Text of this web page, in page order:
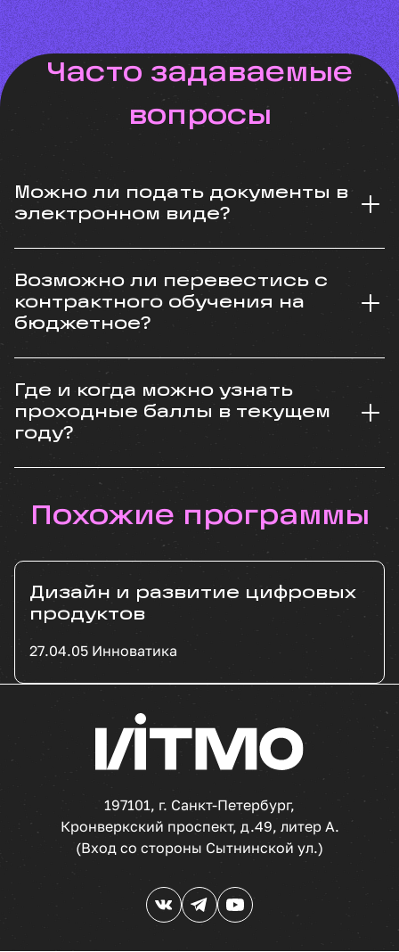
Часто задаваемые
вопросы
Можно ли подать документы в
электронном виде?
Возможно ли перевестись с
контрактного обучения на
бюджетное?
Где и когда можно узнать
проходные баллы в текущем
году?
Похожие программы
Дизайн и развитие цифровых
продуктов
27.04.05 Инноватика
197101, г. Санкт-Петербург,
Кронверкский проспект, д.49, литер А.
(Вход со стороны Сытнинской ул.)